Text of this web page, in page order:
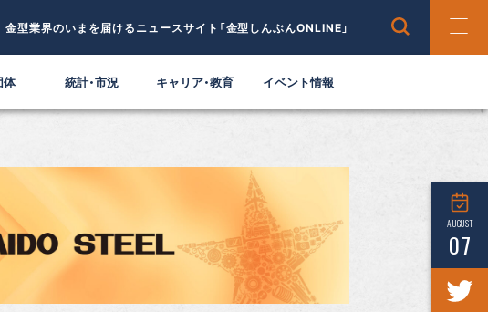
金型業界のいまを届けるニュースサイト「金型しんぶんONLINE」
体 統計・市況 キャリア・教育 イベント情報
AUGUST
07